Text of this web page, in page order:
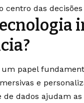
centro das
papel
e
de dados ajudam